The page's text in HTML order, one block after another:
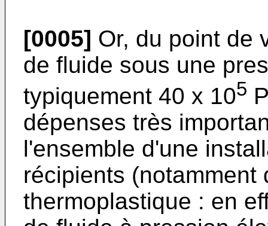
[0005] Or, du point de
de fluide sous une
typiquement 40 x 105
dépenses très
l'ensemble d'une
récipients
thermoplastique : en